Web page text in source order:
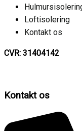
Loftisolering
Kontakt os
CVR: 31404142
Kontakt os